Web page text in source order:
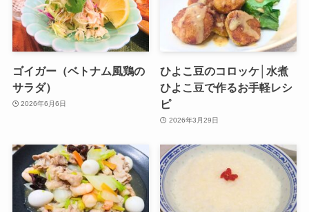
ゴイガー（ベトナム風鶏の
サラダ）
2026年6月6日
ひよこ豆のコロッケ│水煮
ひよこ豆で作るお手軽レシ
ピ
2026年3月29日